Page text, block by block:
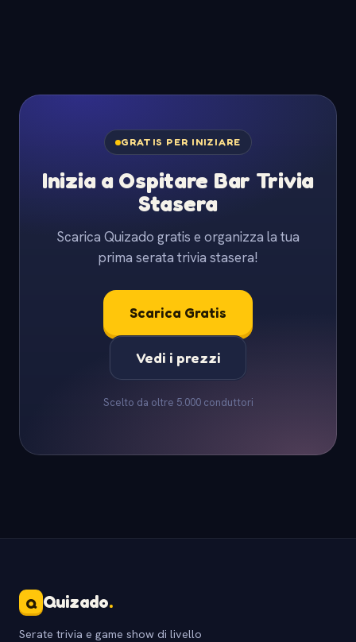
GRATIS PER INIZIARE
Inizia a Ospitare Bar Trivia
Stasera
Scarica Quizado gratis e organizza la tua
prima serata trivia stasera!
Scarica Gratis
Vedi i prezzi
Scelto da oltre 5.000 conduttori
Q Quizado.
Serate trivia e game show di livello